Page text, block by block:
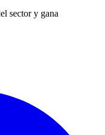
sector y gana